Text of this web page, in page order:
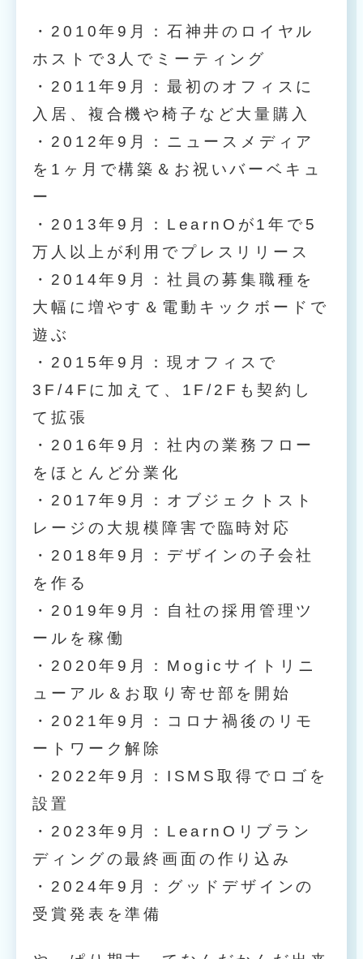
・2010年9月：石神井のロイヤル
ホストで3人でミーティング
・2011年9月：最初のオフィスに
入居、複合機や椅子など大量購入
・2012年9月：ニュースメディア
を1ヶ月で構築＆お祝いバーベキュ
ー
・2013年9月：LearnOが1年で5
万人以上が利用でプレスリリース
・2014年9月：社員の募集職種を
大幅に増やす＆電動キックボードで
遊ぶ
・2015年9月：現オフィスで
3F/4Fに加えて、1F/2Fも契約し
て拡張
・2016年9月：社内の業務フロー
をほとんど分業化
・2017年9月：オブジェクトスト
レージの大規模障害で臨時対応
・2018年9月：デザインの子会社
を作る
・2019年9月：自社の採用管理ツ
ールを稼働
・2020年9月：Mogicサイトリニ
ューアル＆お取り寄せ部を開始
・2021年9月：コロナ禍後のリモ
ートワーク解除
・2022年9月：ISMS取得でロゴを
設置
・2023年9月：LearnOリブラン
ディングの最終画面の作り込み
・2024年9月：グッドデザインの
受賞発表を準備